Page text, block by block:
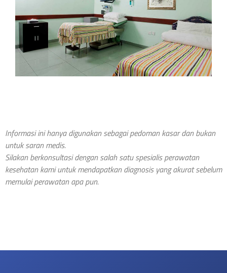
Informasi ini hanya digunakan sebagai pedoman kasar dan bukan
untuk saran medis.
Silakan berkonsultasi dengan salah satu spesialis perawatan
kesehatan kami untuk mendapatkan diagnosis yang akurat sebelum
memulai perawatan apa pun.